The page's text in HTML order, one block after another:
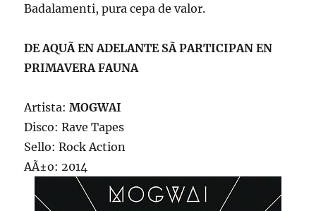
Badalamenti, pura cepa de valor.
DE AQUÃ EN ADELANTE SÃ PARTICIPAN EN
PRIMAVERA FAUNA
Artista:MOGWAI
Disco: Rave Tapes
Sello: Rock Action
AÃ±o: 2014